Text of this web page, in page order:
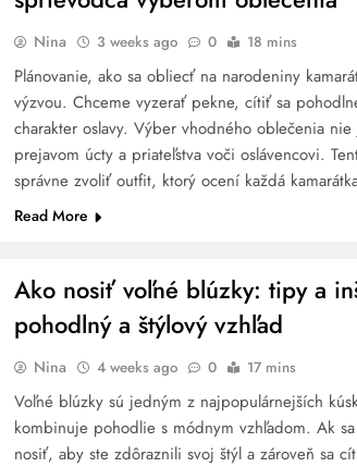
Nina 3 weeks ago 0 18 mins
Plánovanie, ako sa obliecť na narodeniny
výzvou. Chceme vyzerať pekne, cítiť sa
charakter oslavy. Výber vhodného oblečenia
prejavom úcty a priateľstva voči oslávencovi.
správne zvoliť outfit, ktorý ocení každá
Read More
Ako nosiť voľné blúzky: tipy a
pohodlný a štýlový vzhľad
Nina 4 weeks ago 0 17 mins
Voľné blúzky sú jedným z najpopulárnejších
kombinuje pohodlie s módnym vzhľadom. Ak
nosiť, aby ste zdôraznili svoj štýl a zároveň sa